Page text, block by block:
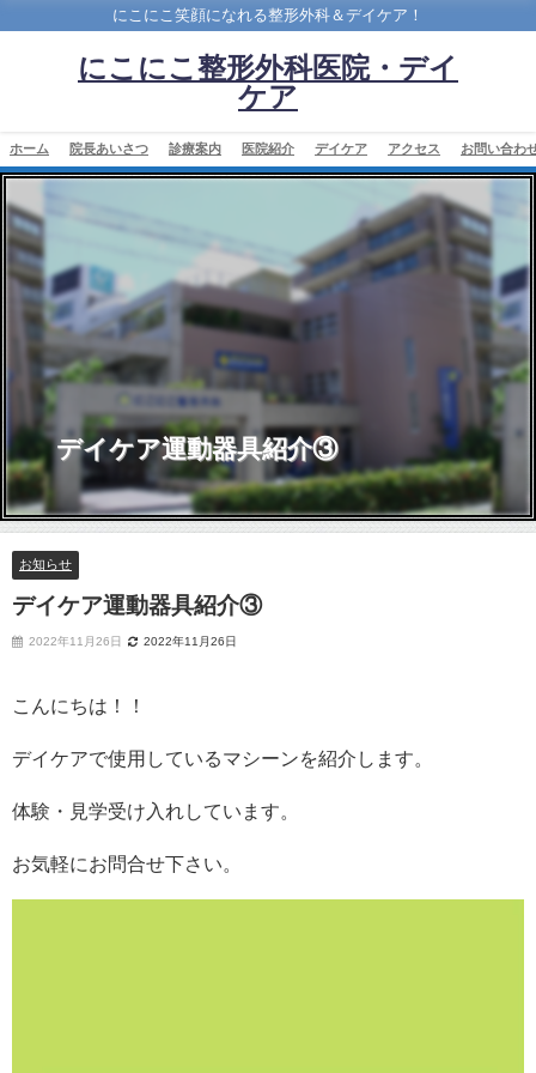
にこにこ笑顔になれる整形外科＆デイケア！
にこにこ整形外科医院・デイ
ケア
ホーム 院長あいさつ 診療案内 医院紹介 デイケア アクセス お問い合わ
デイケア運動器具紹介③
お知らせ
デイケア運動器具紹介③
2022年11月26日 2022年11月26日
こんにちは！！
デイケアで使用しているマシーンを紹介します。
体験・見学受け入れしています。
お気軽にお問合せ下さい。